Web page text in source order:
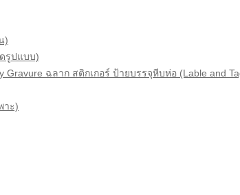
)
รูปแบบ)
ฉลาก สติกเกอร์ ป้ายบรรจุหีบห่อ (Lable and
าะ)